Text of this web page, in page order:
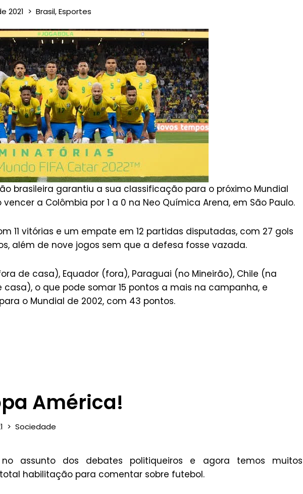
2021 Brasil,Esportes
brasileira garantiu a sua classificação para o próximo Mundial
a Colômbia por 1 a 0 na Neo Química Arena, em São Paulo.
11 vitórias e um empate em 12 partidas disputadas, com 27 gols
além de nove jogos sem que a defesa fosse vazada.
de casa), Equador (fora), Paraguai (no Mineirão), Chile (na
o que pode somar 15 pontos a mais na campanha, e
o Mundial de 2002, com 43 pontos.
América!
Sociedade
assunto dos debates politiqueiros e agora temos muitos
habilitação para comentar sobre futebol.